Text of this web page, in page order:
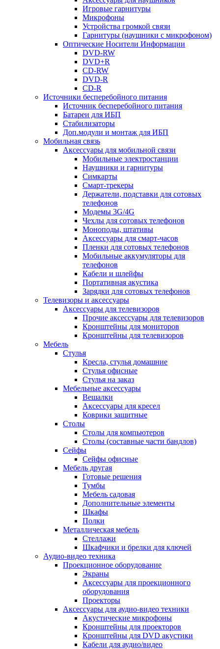
Игровые гарнитуры
Микрофоны
Устройства громкой связи
Гарнитуры (наушники с микрофоном)
Оптические Носители Информации
DVD-RW
DVD+R
CD-RW
DVD-R
CD-R
Источники бесперебойного питания
Источник бесперебойного питания
Батареи для ИБП
Стабилизаторы
Доп.модули и монтаж для ИБП
Мобильная связь
Аксессуары для мобильной связи
Мобильные электростанции
Наушники и гарнитуры
Симкарты
Смарт-трекеры
Держатели, подставки для сотовых
телефонов
Модемы 3G/4G
Чехлы для сотовых телефонов
Моноподы, штативы
Аксессуары для смарт-часов
Пленки для сотовых телефонов
Мобильные аккумуляторы для
телефонов
Кабели и шлейфы
Портативная акустика
Зарядки для сотовых телефонов
Телевизоры и аксессуары
Аксессуары для телевизоров
Прочие аксессуары для телевизоров
Кронштейны для мониторов
Кронштейны для телевизоров
Мебель
Стулья
Кресла, стулья домашние
Стулья офисные
Стулья на заказ
Мебельные аксессуары
Вешалки
Аксессуары для кресел
Коврики защитные
Столы
Столы для компьютеров
Столы (составные части бандлов)
Сейфы
Сейфы офисные
Мебель другая
Готовые решения
Тумбы
Мебель садовая
Дополнительные элементы
Шкафы
Полки
Металлическая мебель
Стеллажи
Шкафчики и брелки для ключей
Аудио-видео техника
Проекционное оборудование
Экраны
Аксессуары для проекционного
оборудования
Проекторы
Аксессуары для аудио-видео техники
Акустические микрофоны
Кронштейны для проекторов
Кронштейны для DVD акустики
Кабели для аудио/видео